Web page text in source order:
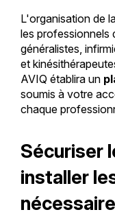
L'organisation de
les professionnels
généralistes,
et
AVIQ établira un
soumis à votre
chaque
Sécuriser
installer